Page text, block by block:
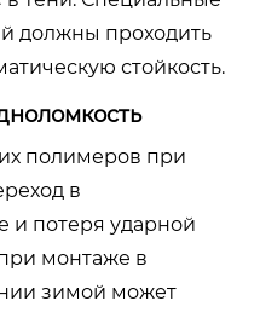
должны проходить
стойкость.
полимеров при
в
и потеря ударной
монтаже в
зимой может